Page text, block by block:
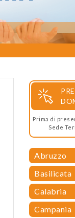
Prima di
Sede
Abruzzo
Basilicata
Calabria
Campania